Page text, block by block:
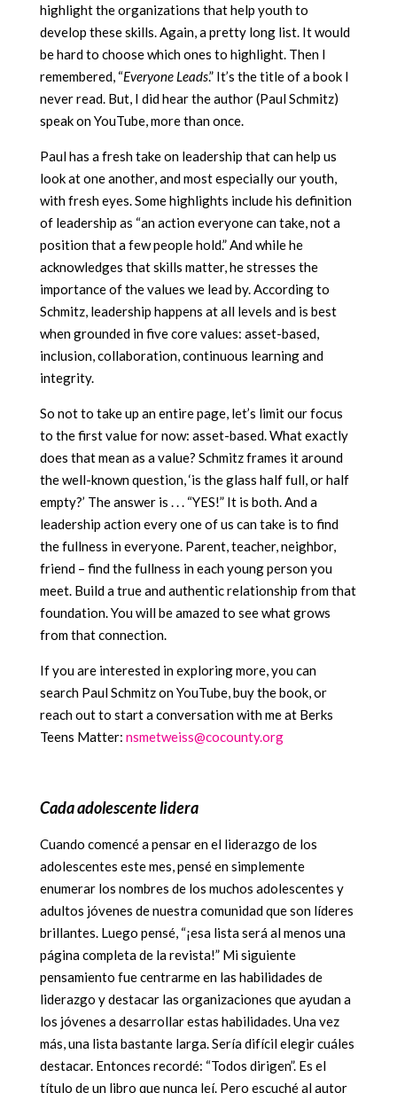
highlight the organizations that help youth to
develop these skills. Again, a pretty long list. It would
be hard to choose which ones to highlight. Then I
remembered, “Everyone Leads.” It’s the title of a book I
never read. But, I did hear the author (Paul Schmitz)
speak on YouTube, more than once.
Paul has a fresh take on leadership that can help us
look at one another, and most especially our youth,
with fresh eyes. Some highlights include his definition
of leadership as “an action everyone can take, not a
position that a few people hold.” And while he
acknowledges that skills matter, he stresses the
importance of the values we lead by. According to
Schmitz, leadership happens at all levels and is best
when grounded in five core values: asset-based,
inclusion, collaboration, continuous learning and
integrity.
So not to take up an entire page, let’s limit our focus
to the first value for now: asset-based. What exactly
does that mean as a value? Schmitz frames it around
the well-known question, ‘is the glass half full, or half
empty?’ The answer is . . . “YES!” It is both. And a
leadership action every one of us can take is to find
the fullness in everyone. Parent, teacher, neighbor,
friend – find the fullness in each young person you
meet. Build a true and authentic relationship from that
foundation. You will be amazed to see what grows
from that connection.
If you are interested in exploring more, you can
search Paul Schmitz on YouTube, buy the book, or
reach out to start a conversation with me at Berks
Teens Matter: nsmetweiss@cocounty.org
Cada adolescente lidera
Cuando comencé a pensar en el liderazgo de los
adolescentes este mes, pensé en simplemente
enumerar los nombres de los muchos adolescentes y
adultos jóvenes de nuestra comunidad que son líderes
brillantes. Luego pensé, “¡esa lista será al menos una
página completa de la revista!” Mi siguiente
pensamiento fue centrarme en las habilidades de
liderazgo y destacar las organizaciones que ayudan a
los jóvenes a desarrollar estas habilidades. Una vez
más, una lista bastante larga. Sería difícil elegir cuáles
destacar. Entonces recordé: “Todos dirigen”. Es el
título de un libro que nunca leí. Pero escuché al autor